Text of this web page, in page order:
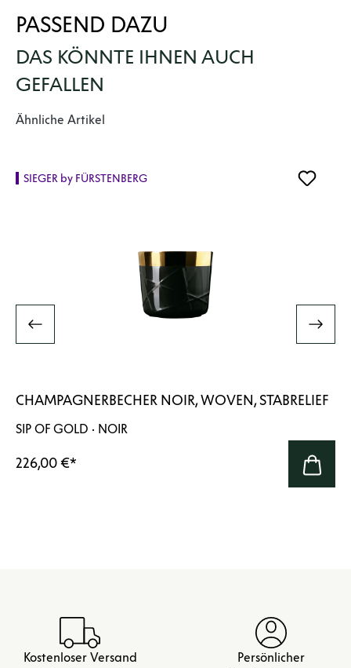
PASSEND DAZU
DAS KÖNNTE IHNEN AUCH
GEFALLEN
Produktgalerie überspringen
Ähnliche Artikel
SIEGER by FÜRSTENBERG
CHAMPAGNERBECHER NOIR, WOVEN, STABRELIEF
SIP OF GOLD · NOIR
226,00 €*
Kostenloser Versand
Persönlicher